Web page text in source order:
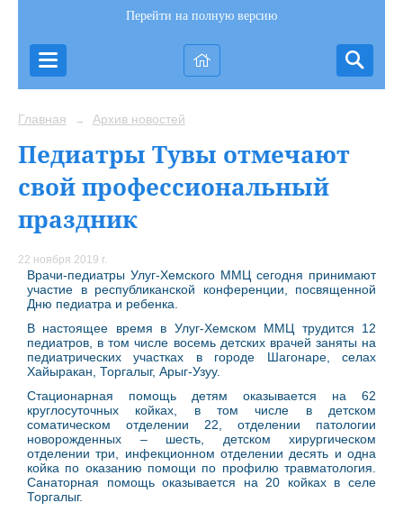
Перейти на полную версию
Главная → Архив новостей
Педиатры Тувы отмечают
свой профессиональный
праздник
22 ноября 2019 г.
Врачи-педиатры Улуг-Хемского ММЦ сегодня принимают
участие в республиканской конференции, посвященной
Дню педиатра и ребенка.
В настоящее время в Улуг-Хемском ММЦ трудится 12
педиатров, в том числе восемь детских врачей заняты на
педиатрических участках в городе Шагонаре, селах
Хайыракан, Торгалыг, Арыг-Узуу.
Стационарная помощь детям оказывается на 62
круглосуточных койках, в том числе в детском
соматическом отделении 22, отделении патологии
новорожденных – шесть, детском хирургическом
отделении три, инфекционном отделении десять и одна
койка по оказанию помощи по профилю травматология.
Санаторная помощь оказывается на 20 койках в селе
Торгалыг.